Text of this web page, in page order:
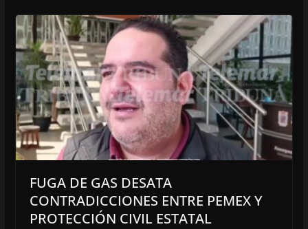
FUGA DE GAS DESATA
CONTRADICCIONES ENTRE PEMEX Y
PROTECCIÓN CIVIL ESTATAL